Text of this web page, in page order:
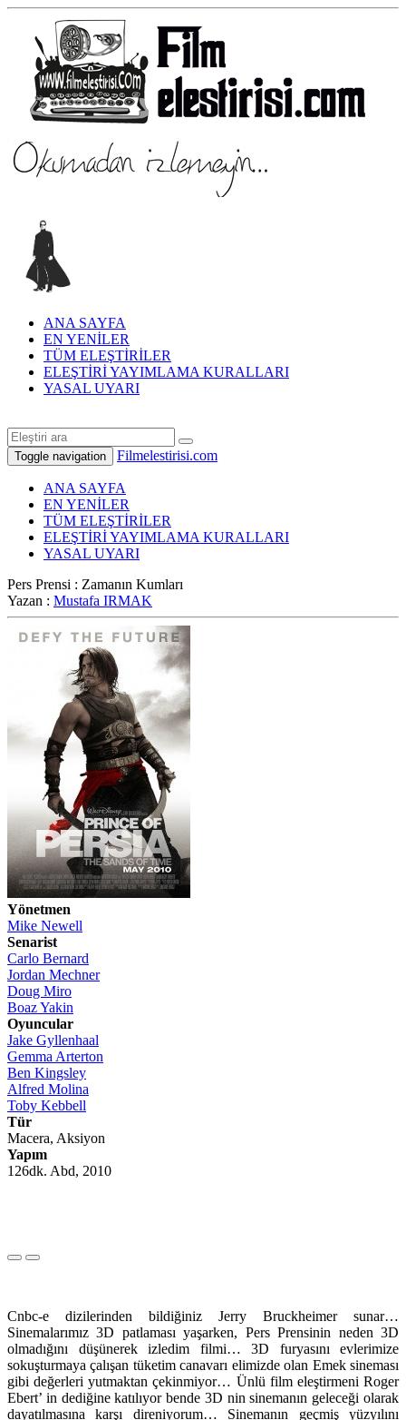
ANA SAYFA
EN YENİLER
TÜM ELEŞTİRİLER
ELEŞTİRİ YAYIMLAMA KURALLARI
YASAL UYARI
Toggle navigation Filmelestirisi.com
ANA SAYFA
EN YENİLER
TÜM ELEŞTİRİLER
ELEŞTİRİ YAYIMLAMA KURALLARI
YASAL UYARI
Pers Prensi : Zamanın Kumları
Yazan : Mustafa IRMAK
Yönetmen
Mike Newell
Senarist
Carlo Bernard
Jordan Mechner
Doug Miro
Boaz Yakin
Oyuncular
Jake Gyllenhaal
Gemma Arterton
Ben Kingsley
Alfred Molina
Toby Kebbell
Tür
Macera, Aksiyon
Yapım
126dk. Abd, 2010
Cnbc-e dizilerinden bildiğiniz Jerry Bruckheimer sunar…
Sinemalarımız 3D patlaması yaşarken, Pers Prensinin neden 3D
olmadığını düşünerek izledim filmi… 3D furyasını evlerimize
sokuşturmaya çalışan tüketim canavarı elimizde olan Emek sineması
gibi değerleri yutmaktan çekinmiyor… Ünlü film eleştirmeni Roger
Ebert’ in dediğine katılıyor bende 3D nin sinemanın geleceği olarak
dayatılmasına karşı direniyorum… Sinemanın geçmiş yüzyılını